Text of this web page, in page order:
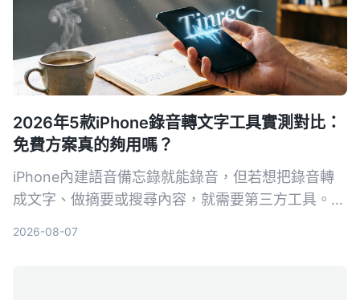
2026年5款iPhone錄音轉文字工具實測對比：
免費方案真的夠用嗎？
iPhone內建語音備忘錄就能錄音，但若想把錄音轉
成文字、做摘要或搜尋內容，就需要第三方工具。本
2026-08-07